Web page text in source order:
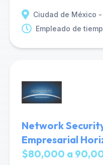
Ciudad de México
Empleado de
Network
Empresarial
$80,000 a